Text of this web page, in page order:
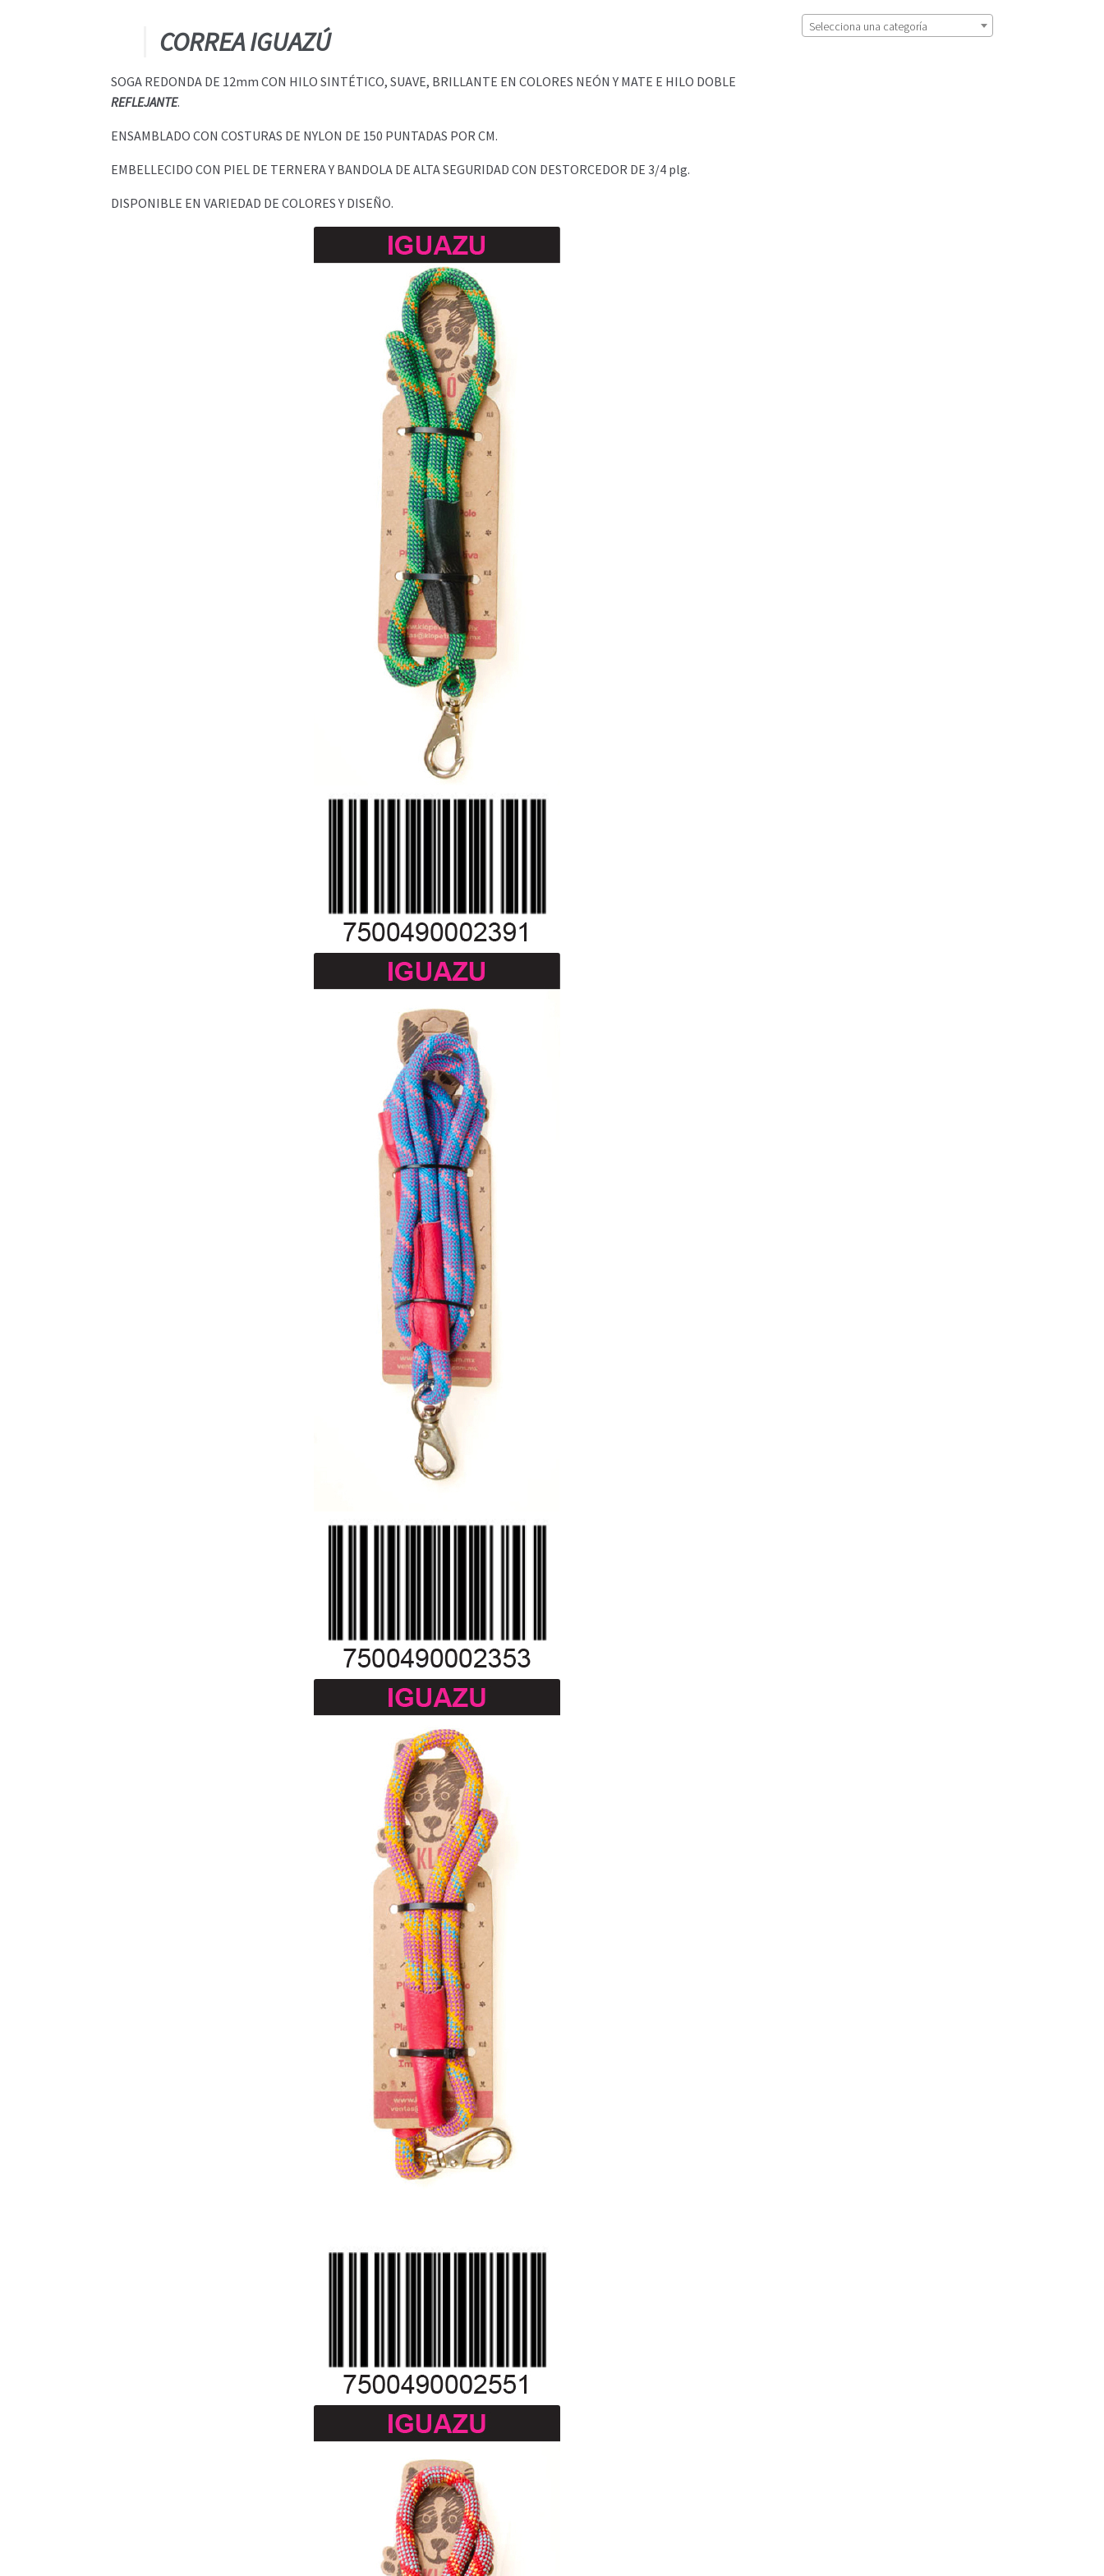
CORREA IGUAZÚ
SOGA REDONDA DE 12mm CON HILO SINTÉTICO, SUAVE, BRILLANTE EN COLORES NEÓN Y MATE E HILO DOBLE
REFLEJANTE.
ENSAMBLADO CON COSTURAS DE NYLON DE 150 PUNTADAS POR CM.
EMBELLECIDO CON PIEL DE TERNERA Y BANDOLA DE ALTA SEGURIDAD CON DESTORCEDOR DE 3/4 plg.
DISPONIBLE EN VARIEDAD DE COLORES Y DISEÑO.
Selecciona una categoría